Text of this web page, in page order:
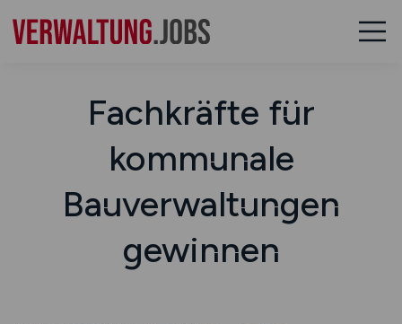
Fachkräfte für
kommunale
Bauverwaltungen
gewinnen